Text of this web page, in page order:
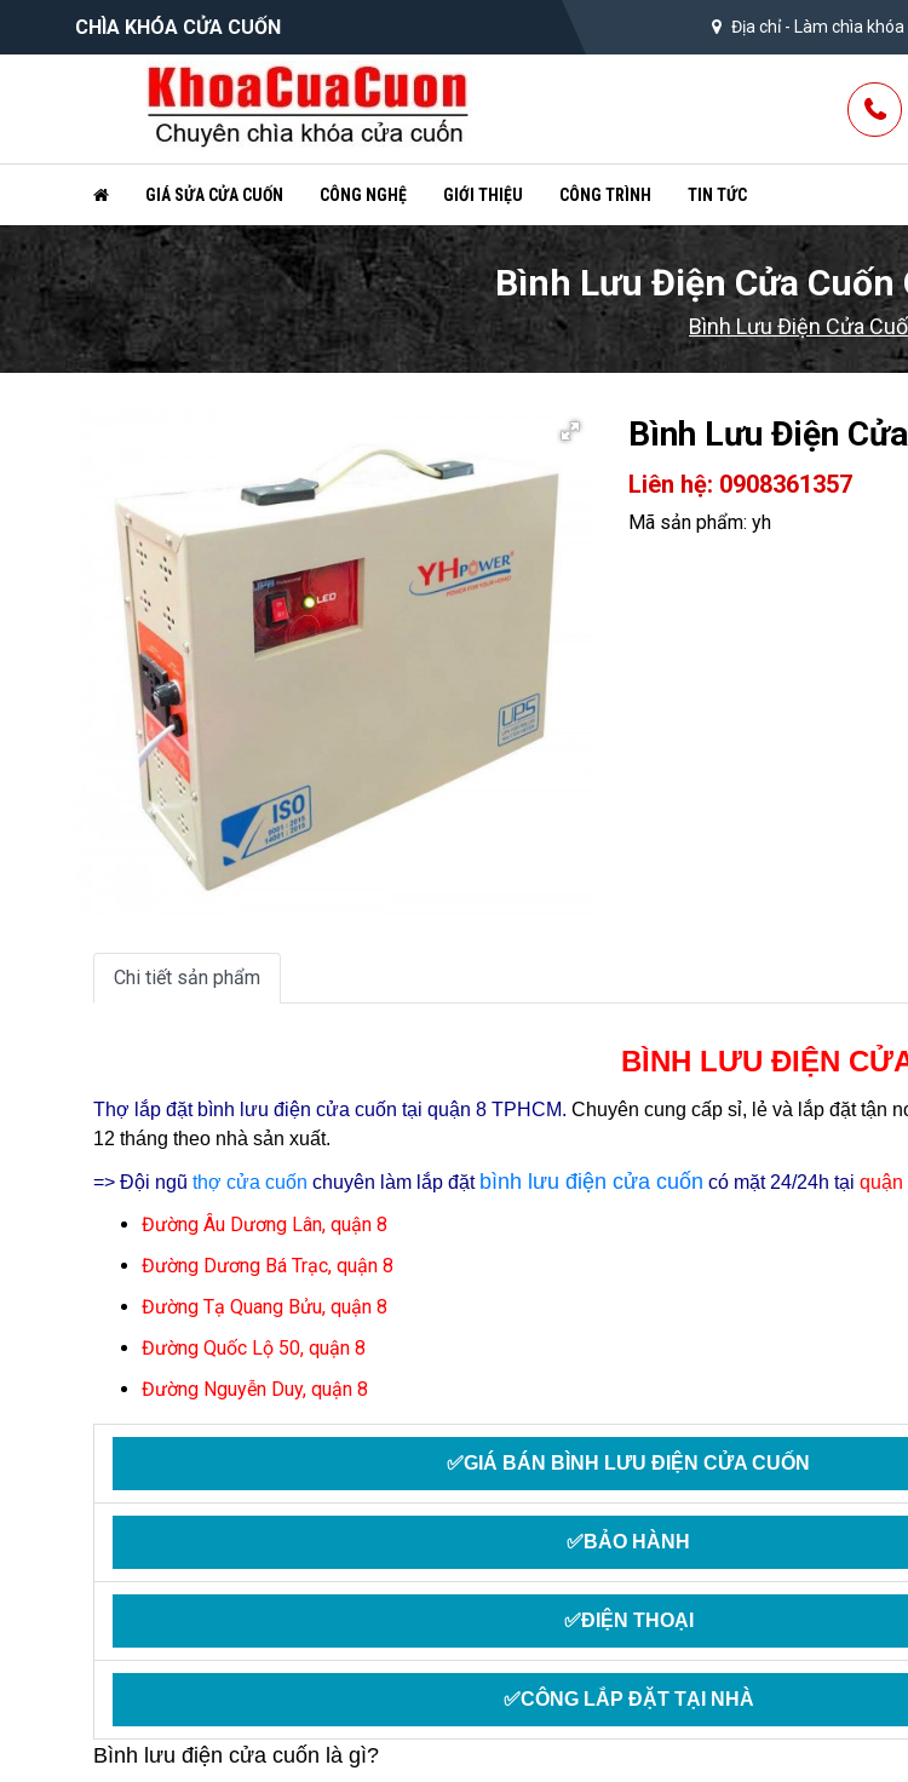
CHÌA KHÓA CỬA CUỐN Địa chỉ - Làm chìa
GIÁ SỬA CỬA CUỐN CÔNG NGHỆ GIỚI THIỆU CÔNG TRÌNH TIN TỨC
Bình Lưu Điện Cửa Cuốn
Bình Lưu Điện Cửa
Bình Lưu Điện
Liên hệ: 0908361357
Mã sản phẩm: yh
Chi tiết sản phẩm
BÌNH LƯU ĐIỆN
Thợ lắp đặt bình lưu điện cửa cuốn tại quận 8 TPHCM. Chuyên cung cấp sỉ, lẻ và lắp đặt tận
12 tháng theo nhà sản xuất.
=> Đội ngũ thợ cửa cuốn chuyên làm lắp đặt bình lưu điện cửa cuốn có mặt 24/24h tại quận
Đường Âu Dương Lân, quận 8
Đường Dương Bá Trạc, quận 8
Đường Tạ Quang Bửu, quận 8
Đường Quốc Lộ 50, quận 8
Đường Nguyễn Duy, quận 8
✅GIÁ BÁN BÌNH LƯU ĐIỆN CỬA CUỐN
✅BẢO HÀNH
✅ĐIỆN THOẠI
✅CÔNG LẮP ĐẶT TẠI NHÀ
Bình lưu điện cửa cuốn là gì?